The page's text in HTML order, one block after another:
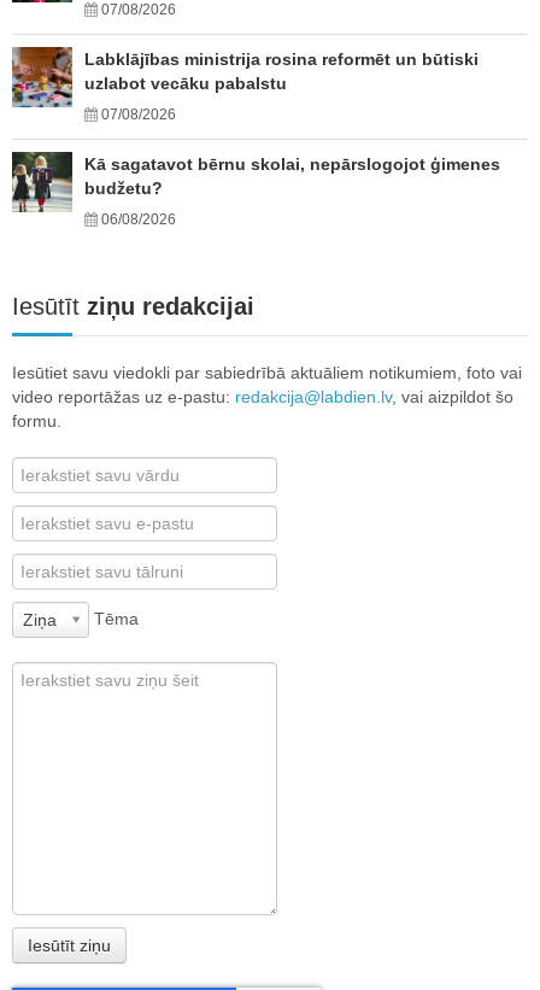
07/08/2026
Labklājības ministrija rosina reformēt un būtiski
uzlabot vecāku pabalstu
07/08/2026
Kā sagatavot bērnu skolai, nepārslogojot ģimenes
budžetu?
06/08/2026
Iesūtīt ziņu redakcijai
Iesūtiet savu viedokli par sabiedrībā aktuāliem notikumiem, foto vai
video reportāžas uz e-pastu: redakcija@labdien.lv, vai aizpildot šo
formu.
Ziņa Tēma